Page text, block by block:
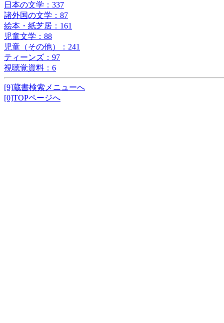
日本の文学：337
諸外国の文学：87
絵本・紙芝居：161
児童文学：88
児童（その他）：241
ティーンズ：97
視聴覚資料：6
[9]蔵書検索メニューへ
[0]TOPページへ